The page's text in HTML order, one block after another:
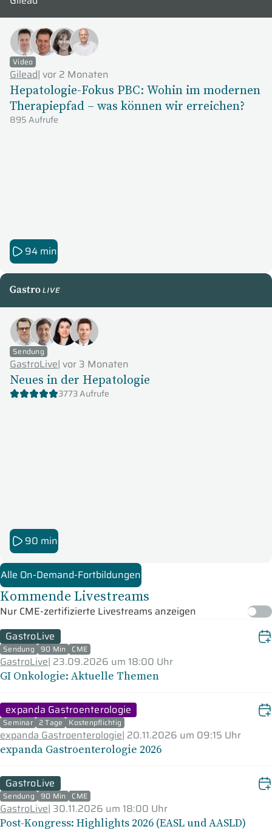
Video
Gilead| vor 2 Monaten
Hepatologie‑Fokus PBC: Wohin im modernen
Therapiepfad – was können wir erreichen?
895 Aufrufe
94 min
GastroLive
Sendung
GastroLive| vor 3 Monaten
Neues in der Hepatologie
3773 Aufrufe
90 min
Alle On-Demand-Fortbildungen
Kommende Livestreams
Nur CME-zertifizierte Livestreams anzeigen
GastroLive
Sendung 90 Min CME
GastroLive| 23.09.2026 um 18:00 Uhr
GI Onkologie: Aktuelle Themen
expanda Gastroenterologie
Seminar 2 Tage Kostenpflichtig
expanda Gastroenterologie| 20.11.2026 um 09:15 Uhr
expanda Gastroenterologie 2026
GastroLive
Sendung 90 Min CME
GastroLive| 30.11.2026 um 18:00 Uhr
Post-Kongress: Highlights 2026 (EASL und AASLD)